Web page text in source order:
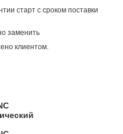
старт с сроком поставки
заменить
клиентом.